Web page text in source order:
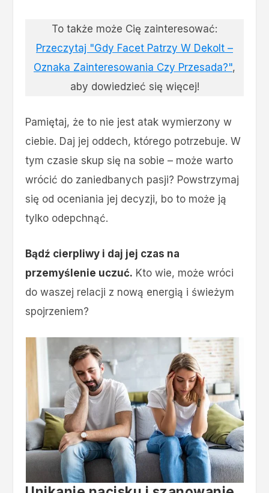
To także może Cię zainteresować:
Przeczytaj "Gdy Facet Patrzy W Dekolt –
Oznaka Zainteresowania Czy Przesada?",
aby dowiedzieć się więcej!
Pamiętaj, że to nie jest atak wymierzony w
ciebie. Daj jej oddech, którego potrzebuje. W
tym czasie skup się na sobie – może warto
wrócić do zaniedbanych pasji? Powstrzymaj
się od oceniania jej decyzji, bo to może ją
tylko odepchnąć.
Bądź cierpliwy i daj jej czas na
przemyślenie uczuć. Kto wie, może wróci
do waszej relacji z nową energią i świeżym
spojrzeniem?